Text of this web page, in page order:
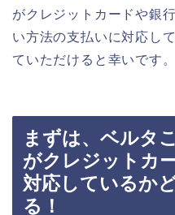
がクレジットカードや銀
い方法の支払いに対応し
ていただけると幸いです。
まずは、ベルタ
がクレジットカ
対応しているか
る！